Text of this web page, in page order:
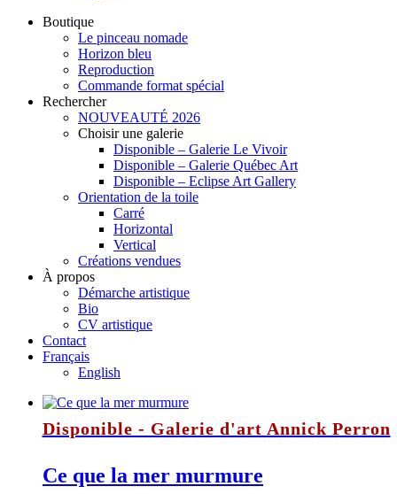
Boutique
Le pinceau nomade
Horizon bleu
Reproduction
Commande format spécial
Rechercher
NOUVEAUTÉ 2026
Choisir une galerie
Disponible – Galerie Le Vivoir
Disponible – Galerie Québec Art
Disponible – Eclipse Art Gallery
Orientation de la toile
Carré
Horizontal
Vertical
Créations vendues
À propos
Démarche artistique
Bio
CV artistique
Contact
Français
English
Disponible - Galerie d'art Annick Perron
Ce que la mer murmure